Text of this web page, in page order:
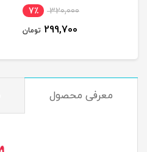
320,000 7٪
299,700 تومان
معرفی محصول